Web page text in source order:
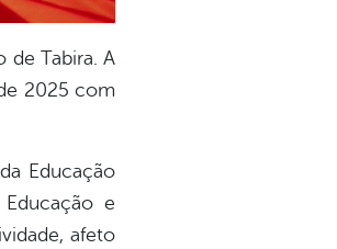
de Tabira. A
2025 com
Educação
e
afeto